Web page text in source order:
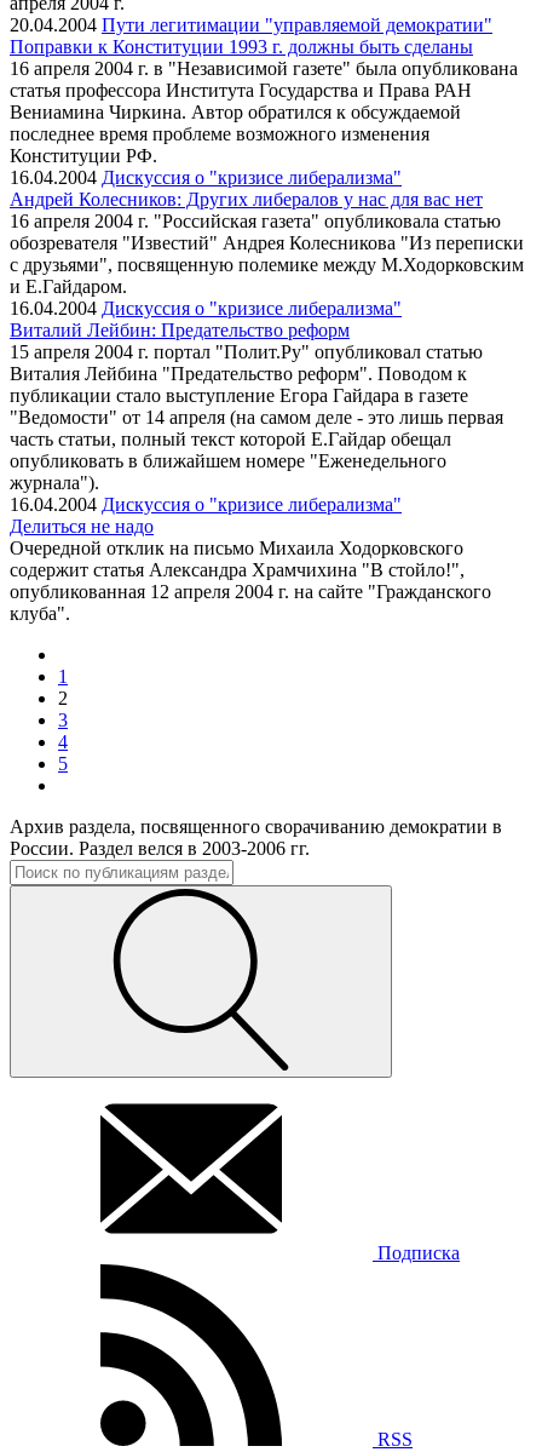
20.04.2004 Пути легитимации "управляемой демократии"
Поправки к Конституции 1993 г. должны быть сделаны
16 апреля 2004 г. в "Независимой газете" была опубликована
статья профессора Института Государства и Права РАН
Вениамина Чиркина. Автор обратился к обсуждаемой
последнее время проблеме возможного изменения
Конституции РФ.
16.04.2004 Дискуссия о "кризисе либерализма"
Андрей Колесников: Других либералов у нас для вас нет
16 апреля 2004 г. "Российская газета" опубликовала статью
обозревателя "Известий" Андрея Колесникова "Из переписки
с друзьями", посвященную полемике между М.Ходорковским
и Е.Гайдаром.
16.04.2004 Дискуссия о "кризисе либерализма"
Виталий Лейбин: Предательство реформ
15 апреля 2004 г. портал "Полит.Ру" опубликовал статью
Виталия Лейбина "Предательство реформ". Поводом к
публикации стало выступление Егора Гайдара в газете
"Ведомости" от 14 апреля (на самом деле - это лишь первая
часть статьи, полный текст которой Е.Гайдар обещал
опубликовать в ближайшем номере "Еженедельного
журнала").
16.04.2004 Дискуссия о "кризисе либерализма"
Делиться не надо
Очередной отклик на письмо Михаила Ходорковского
содержит статья Александра Храмчихина "В стойло!",
опубликованная 12 апреля 2004 г. на сайте "Гражданского
клуба".
1
2
3
4
5
Архив раздела, посвященного сворачиванию демократии в
России. Раздел велся в 2003-2006 гг.
Подписка
RSS